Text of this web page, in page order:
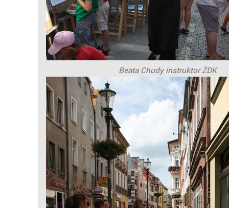
Beata Chudy instruktor ŻDK